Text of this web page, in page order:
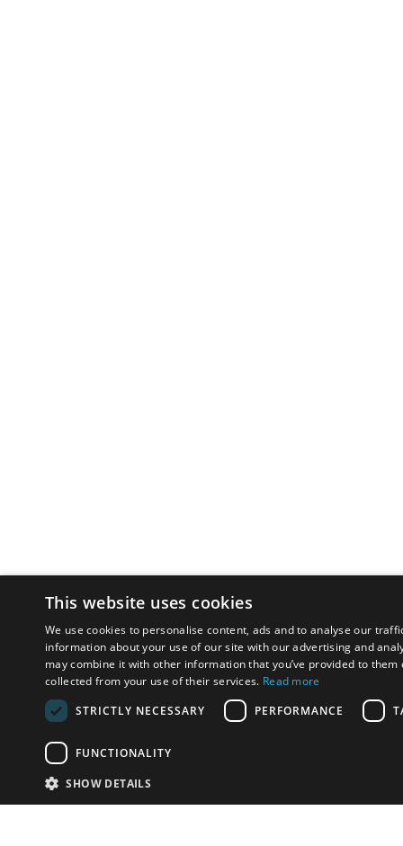
This website uses cookies
We use cookies to personalise content, ads and to analyse our
information about your use of our site with our advertising and
may combine it with other information that you’ve provided to them
collected from your use of their services. Read more
STRICTLY NECESSARY
PERFORMANCE
FUNCTIONALITY
SHOW DETAILS